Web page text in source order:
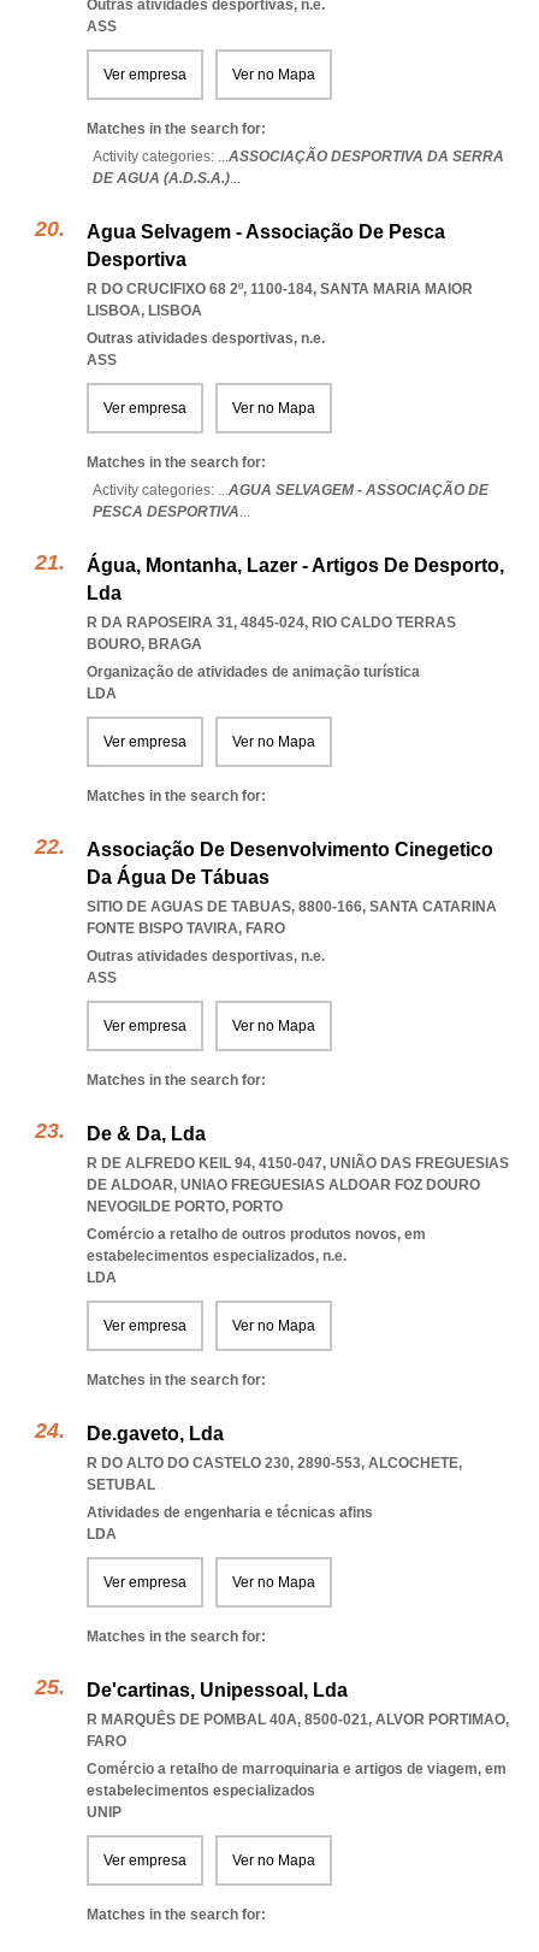
Outras atividades desportivas, n.e.
ASS
Ver empresa Ver no Mapa
Matches in the search for:
Activity categories: ...ASSOCIAÇÃO DESPORTIVA DA SERRA
DE AGUA (A.D.S.A.)...
Agua Selvagem - Associação De Pesca
Desportiva
R DO CRUCIFIXO 68 2º, 1100-184, SANTA MARIA MAIOR
LISBOA, LISBOA
Outras atividades desportivas, n.e.
ASS
Ver empresa Ver no Mapa
Matches in the search for:
Activity categories: ...AGUA SELVAGEM - ASSOCIAÇÃO DE
PESCA DESPORTIVA...
Água, Montanha, Lazer - Artigos De Desporto,
Lda
R DA RAPOSEIRA 31, 4845-024, RIO CALDO TERRAS
BOURO, BRAGA
Organização de atividades de animação turística
LDA
Ver empresa Ver no Mapa
Matches in the search for:
Associação De Desenvolvimento Cinegetico
Da Água De Tábuas
SITIO DE AGUAS DE TABUAS, 8800-166, SANTA CATARINA
FONTE BISPO TAVIRA, FARO
Outras atividades desportivas, n.e.
ASS
Ver empresa Ver no Mapa
Matches in the search for:
De & Da, Lda
R DE ALFREDO KEIL 94, 4150-047, UNIÃO DAS FREGUESIAS
DE ALDOAR, UNIAO FREGUESIAS ALDOAR FOZ DOURO
NEVOGILDE PORTO, PORTO
Comércio a retalho de outros produtos novos, em
estabelecimentos especializados, n.e.
LDA
Ver empresa Ver no Mapa
Matches in the search for:
De.gaveto, Lda
R DO ALTO DO CASTELO 230, 2890-553, ALCOCHETE,
SETUBAL
Atividades de engenharia e técnicas afins
LDA
Ver empresa Ver no Mapa
Matches in the search for:
De'cartinas, Unipessoal, Lda
R MARQUÊS DE POMBAL 40A, 8500-021, ALVOR PORTIMAO,
FARO
Comércio a retalho de marroquinaria e artigos de viagem, em
estabelecimentos especializados
UNIP
Ver empresa Ver no Mapa
Matches in the search for: